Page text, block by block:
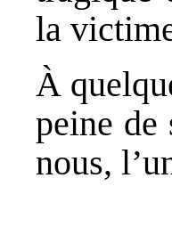
la
À
peine de
nous,